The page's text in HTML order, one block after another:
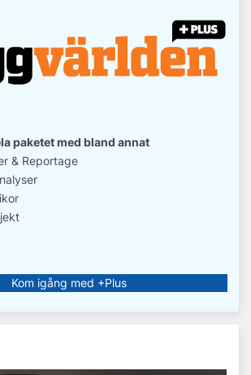
paketet med bland annat
& Reportage
Kom igång med +Plus